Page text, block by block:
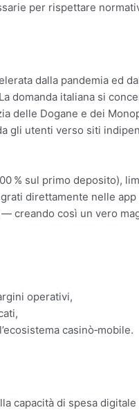
per rispettare
dalla pandemia ed
italiana si
delle Dogane e dei
gli utenti verso siti
% sul primo deposito),
direttamente nelle
così un vero
operativi,
casinò‑mobile.
di spesa